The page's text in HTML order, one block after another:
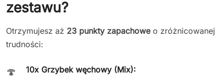
zestawu?
Otrzymujesz aż 23 punkty zapachoweo zróżnicowanej
trudności:
🍄
10x Grzybek węchowy (Mix):